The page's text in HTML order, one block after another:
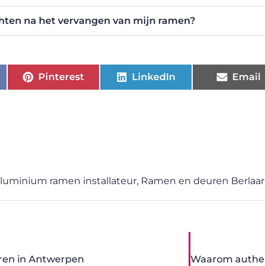
na het vervangen van mijn ramen?
Pinterest LinkedIn Email
ramen installateur, Ramen en deuren Berlaar
in Antwerpen